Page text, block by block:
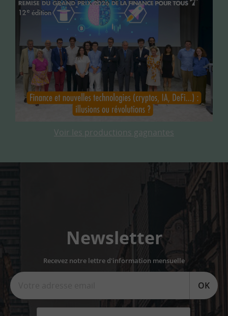
Voir les productions gagnantes
Newsletter
Recevez notre lettre d'information mensuelle
OK